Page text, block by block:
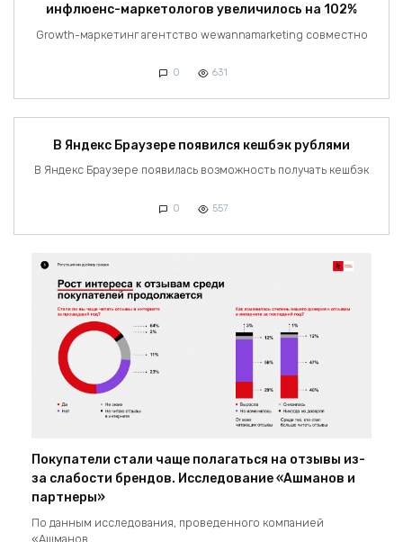
инфлюенс-маркетологов увеличилось на 102%
Growth-маркетинг агентство wewannamarketing совместно
0 631
В Яндекс Браузере появился кешбэк рублями
В Яндекс Браузере появилась возможность получать кешбэк
0 557
Покупатели стали чаще полагаться на отзывы из-
за слабости брендов. Исследование «Ашманов и
партнеры»
По данным исследования, проведенного компанией
«Ашманов